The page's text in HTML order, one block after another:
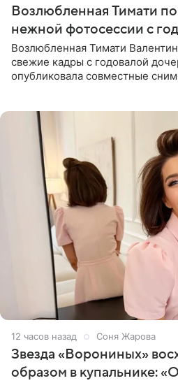
Возлюбленная Тимати
нежной фотосессии с
Возлюбленная Тимати
свежие кадры с годовалой
опубликовала совместные
12 часов назад Соня Жарова
Звезда «Ворониных»
образом в купальнике: